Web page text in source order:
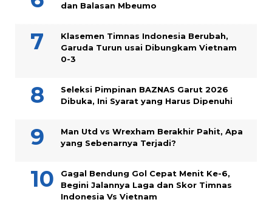
dan Balasan Mbeumo
Klasemen Timnas Indonesia Berubah,
Garuda Turun usai Dibungkam Vietnam
0-3
Seleksi Pimpinan BAZNAS Garut 2026
Dibuka, Ini Syarat yang Harus Dipenuhi
Man Utd vs Wrexham Berakhir Pahit, Apa
yang Sebenarnya Terjadi?
Gagal Bendung Gol Cepat Menit Ke-6,
Begini Jalannya Laga dan Skor Timnas
Indonesia Vs Vietnam